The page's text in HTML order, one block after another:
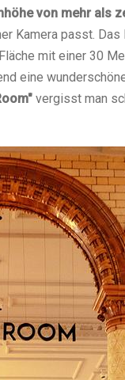
von mehr als
Kamera passt. Das
mit einer 30
eine
vergisst man